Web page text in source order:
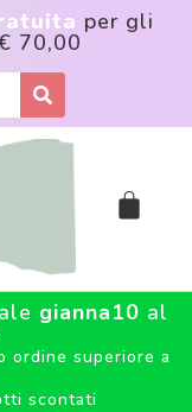
per gli
70,00
gianna10 al
ordine superiore a
scontati